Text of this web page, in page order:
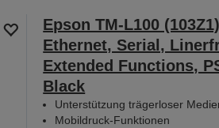
Epson TM-L100
Ethernet, Serial,
Extended Functions,
Black
Unterstützung trägerloser
Mobildruck-Funktionen